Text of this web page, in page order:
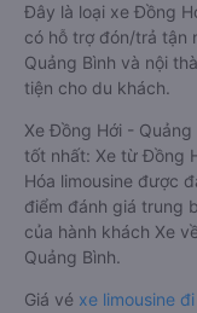
Đây là loại xe Đồng
có hỗ trợ đón/trả tận
Quảng Bình và nội
tiện cho du khách.
Xe Đồng Hới - Quảng
tốt nhất: Xe từ Đồng
Hóa limousine được
điểm đánh giá trung
của hành khách Xe
Quảng Bình.
Giá vé xe limousine